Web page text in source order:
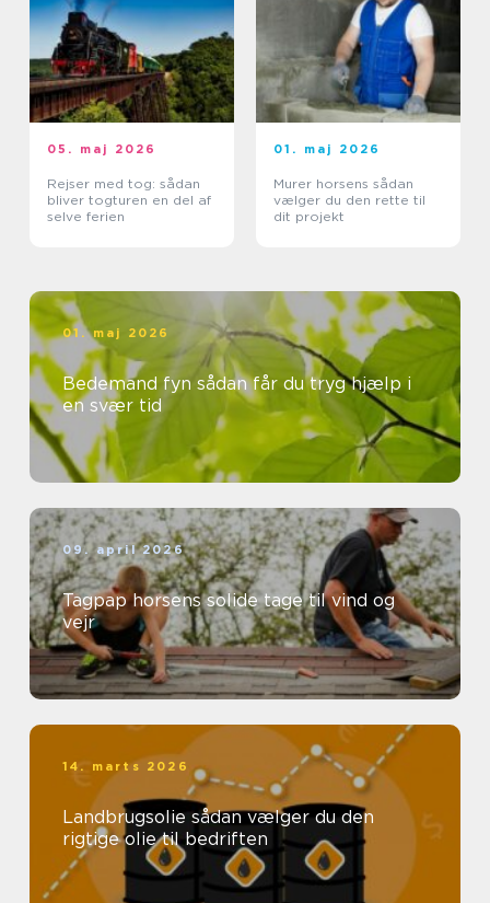
05. maj 2026
Rejser med tog: sådan
bliver togturen en del af
selve ferien
01. maj 2026
Murer horsens sådan
vælger du den rette til
dit projekt
01. maj 2026
Bedemand fyn sådan får du tryg hjælp i
en svær tid
09. april 2026
Tagpap horsens solide tage til vind og
vejr
14. marts 2026
Landbrugsolie sådan vælger du den
rigtige olie til bedriften